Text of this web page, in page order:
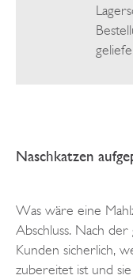
Naschkatzen
Was wäre eine
Abschluss. Nach
Kunden sicherlich,
zubereitet ist und